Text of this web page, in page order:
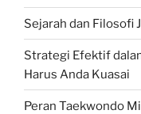
Sejarah dan Filosofi
Strategi Efektif
Harus Anda Kuasai
Peran Taekwondo